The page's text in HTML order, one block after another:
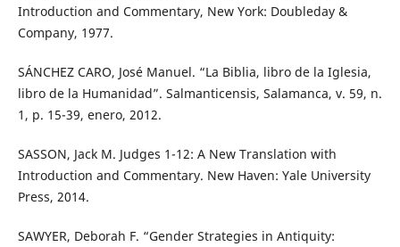
Introduction and Commentary, New York: Doubleday &
Company, 1977.
SÁNCHEZ CARO, José Manuel. “La Biblia, libro de la Iglesia,
libro de la Humanidad”. Salmanticensis, Salamanca, v. 59, n.
1, p. 15-39, enero, 2012.
SASSON, Jack M. Judges 1-12: A New Translation with
Introduction and Commentary. New Haven: Yale University
Press, 2014.
SAWYER, Deborah F. “Gender Strategies in Antiquity: